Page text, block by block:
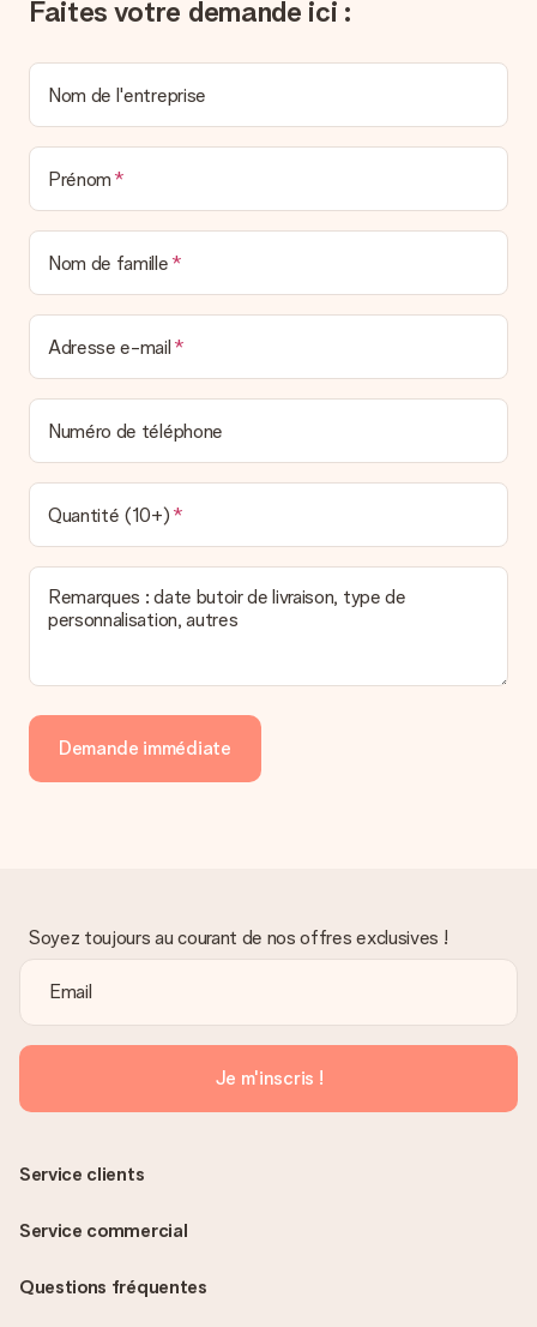
un véritable effet surprise !
Faites votre demande ici :
Nom de l'entreprise
Prénom
Nom de famille
Adresse e-mail
Numéro de téléphone
Quantité (10+)
Remarques : date butoir de livraison, type de
personnalisation, autres
Demande immédiate
Soyez toujours au courant de nos offres exclusives !
Je m'inscris !
Questions fréquentes
Service clients
Service commercial